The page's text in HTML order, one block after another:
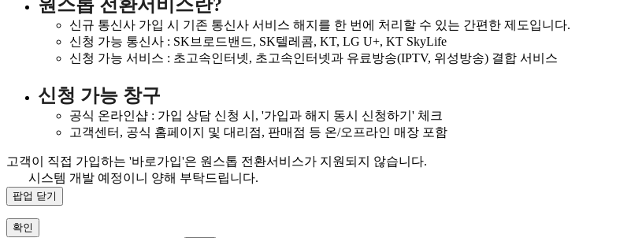
원스톱 전환서비스란?
신규 통신사 가입 시 기존 통신사 서비스 해지를 한 번에 처리할 수 있는 간편한 제도입니다.
신청 가능 통신사 : SK브로드밴드, SK텔레콤, KT, LG U+, KT SkyLife
신청 가능 서비스 : 초고속인터넷, 초고속인터넷과 유료방송(IPTV, 위성방송) 결합 서비스
신청 가능 창구
공식 온라인샵 : 가입 상담 신청 시, '가입과 해지 동시 신청하기' 체크
고객센터, 공식 홈페이지 및 대리점, 판매점 등 온/오프라인 매장 포함
고객이 직접 가입하는 '바로가입'은 원스톱 전환서비스가 지원되지 않습니다.
시스템 개발 예정이니 양해 부탁드립니다.
팝업 닫기
확인